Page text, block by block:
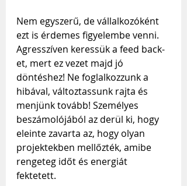
Nem egyszerű, de vállalkozóként
ezt is érdemes figyelembe venni.
Agresszíven keressük a feed back-
et, mert ez vezet majd jó
döntéshez! Ne foglalkozzunk a
hibával, változtassunk rajta és
menjünk tovább! Személyes
beszámolójából az derül ki, hogy
eleinte zavarta az, hogy olyan
projektekben mellőzték, amibe
rengeteg időt és energiát
fektetett.